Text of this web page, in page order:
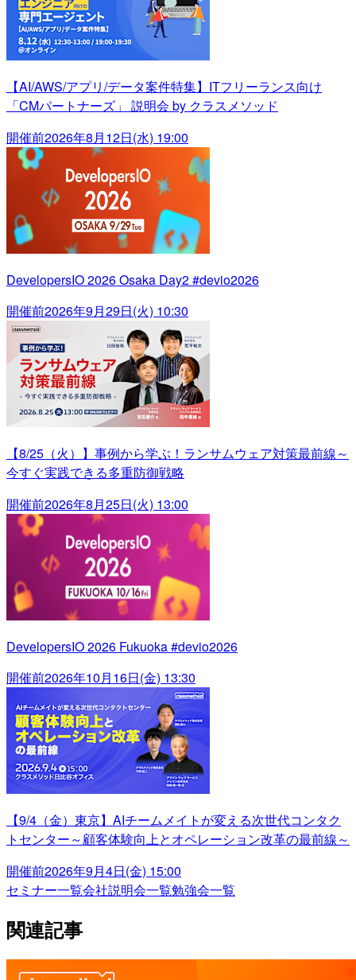
【AI/AWS/アプリ/データ案件特集】ITフリーランス向け
「CMパートナーズ」 説明会 by クラスメソッド
開催前2026年8月12日(水) 19:00
DevelopersIO 2026 Osaka Day2 #devio2026
開催前2026年9月29日(火) 10:30
【8/25（火）】事例から学ぶ！ランサムウェア対策最前線～
今すぐ実践できる多重防御戦略
開催前2026年8月25日(火) 13:00
DevelopersIO 2026 Fukuoka #devio2026
開催前2026年10月16日(金) 13:30
【9/4（金）東京】AIチームメイトが変える次世代コンタク
トセンター～顧客体験向上とオペレーション改革の最前線～
開催前2026年9月4日(金) 15:00
セミナー一覧会社説明会一覧勉強会一覧
関連記事